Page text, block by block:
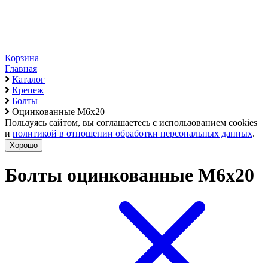
Корзина
Главная
Каталог
Крепеж
Болты
Оцинкованные М6х20
Пользуясь сайтом, вы соглашаетесь с использованием cookies
и политикой в отношении обработки персональных данных.
Хорошо
Болты оцинкованные М6х20